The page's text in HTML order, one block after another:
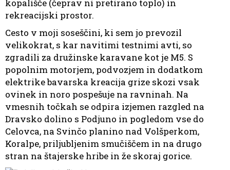
kopališče (čeprav ni pretirano toplo) in
rekreacijski prostor.
Cesto v moji soseščini, ki sem jo prevozil
velikokrat, s kar navitimi testnimi avti, so
zgradili za družinske karavane kot je M5. S
popolnim motorjem, podvozjem in dodatkom
elektrike bavarska kreacija grize skozi vsak
ovinek in noro pospešuje na ravninah. Na
vmesnih točkah se odpira izjemen razgled na
Dravsko dolino s Podjuno in pogledom vse do
Celovca, na Svinčo planino nad Volšperkom,
Koralpe, priljubljenim smučiščem in na drugo
stran na štajerske hribe in že skoraj gorice.